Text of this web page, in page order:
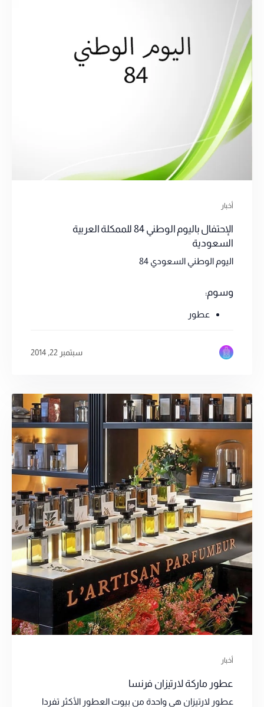
أخبار
الإحتفال باليوم الوطني 84 للممكلة العربية
السعودية
اليوم الوطني السعودي 84
وسوم:
عطور
سبتمبر 22, 2014
أخبار
عطور ماركة لارتيزان فرنسا
عطور لارتيزان هي واحدة من بيوت العطور الأكثر تفردا